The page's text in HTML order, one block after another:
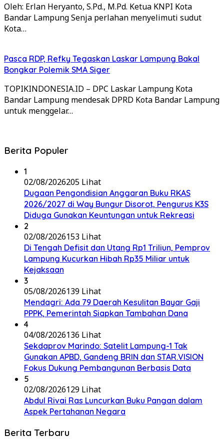
Oleh: Erlan Heryanto, S.Pd., M.Pd. Ketua KNPI Kota
Bandar Lampung Senja perlahan menyelimuti sudut
Kota…
Pasca RDP, Refky Tegaskan Laskar Lampung Bakal
Bongkar Polemik SMA Siger
TOPIKINDONESIA.ID – DPC Laskar Lampung Kota
Bandar Lampung mendesak DPRD Kota Bandar Lampung
untuk menggelar…
Berita Populer
1
02/08/2026205 Lihat
Dugaan Pengondisian Anggaran Buku RKAS
2026/2027 di Way Bungur Disorot, Pengurus K3S
Diduga Gunakan Keuntungan untuk Rekreasi
2
02/08/2026153 Lihat
Di Tengah Defisit dan Utang Rp1 Triliun, Pemprov
Lampung Kucurkan Hibah Rp35 Miliar untuk
Kejaksaan
3
05/08/2026139 Lihat
Mendagri: Ada 79 Daerah Kesulitan Bayar Gaji
PPPK, Pemerintah Siapkan Tambahan Dana
4
04/08/2026136 Lihat
Sekdaprov Marindo: Satelit Lampung-1 Tak
Gunakan APBD, Gandeng BRIN dan STAR.VISION
Fokus Dukung Pembangunan Berbasis Data
5
02/08/2026129 Lihat
Abdul Rivai Ras Luncurkan Buku Pangan dalam
Aspek Pertahanan Negara
Berita Terbaru